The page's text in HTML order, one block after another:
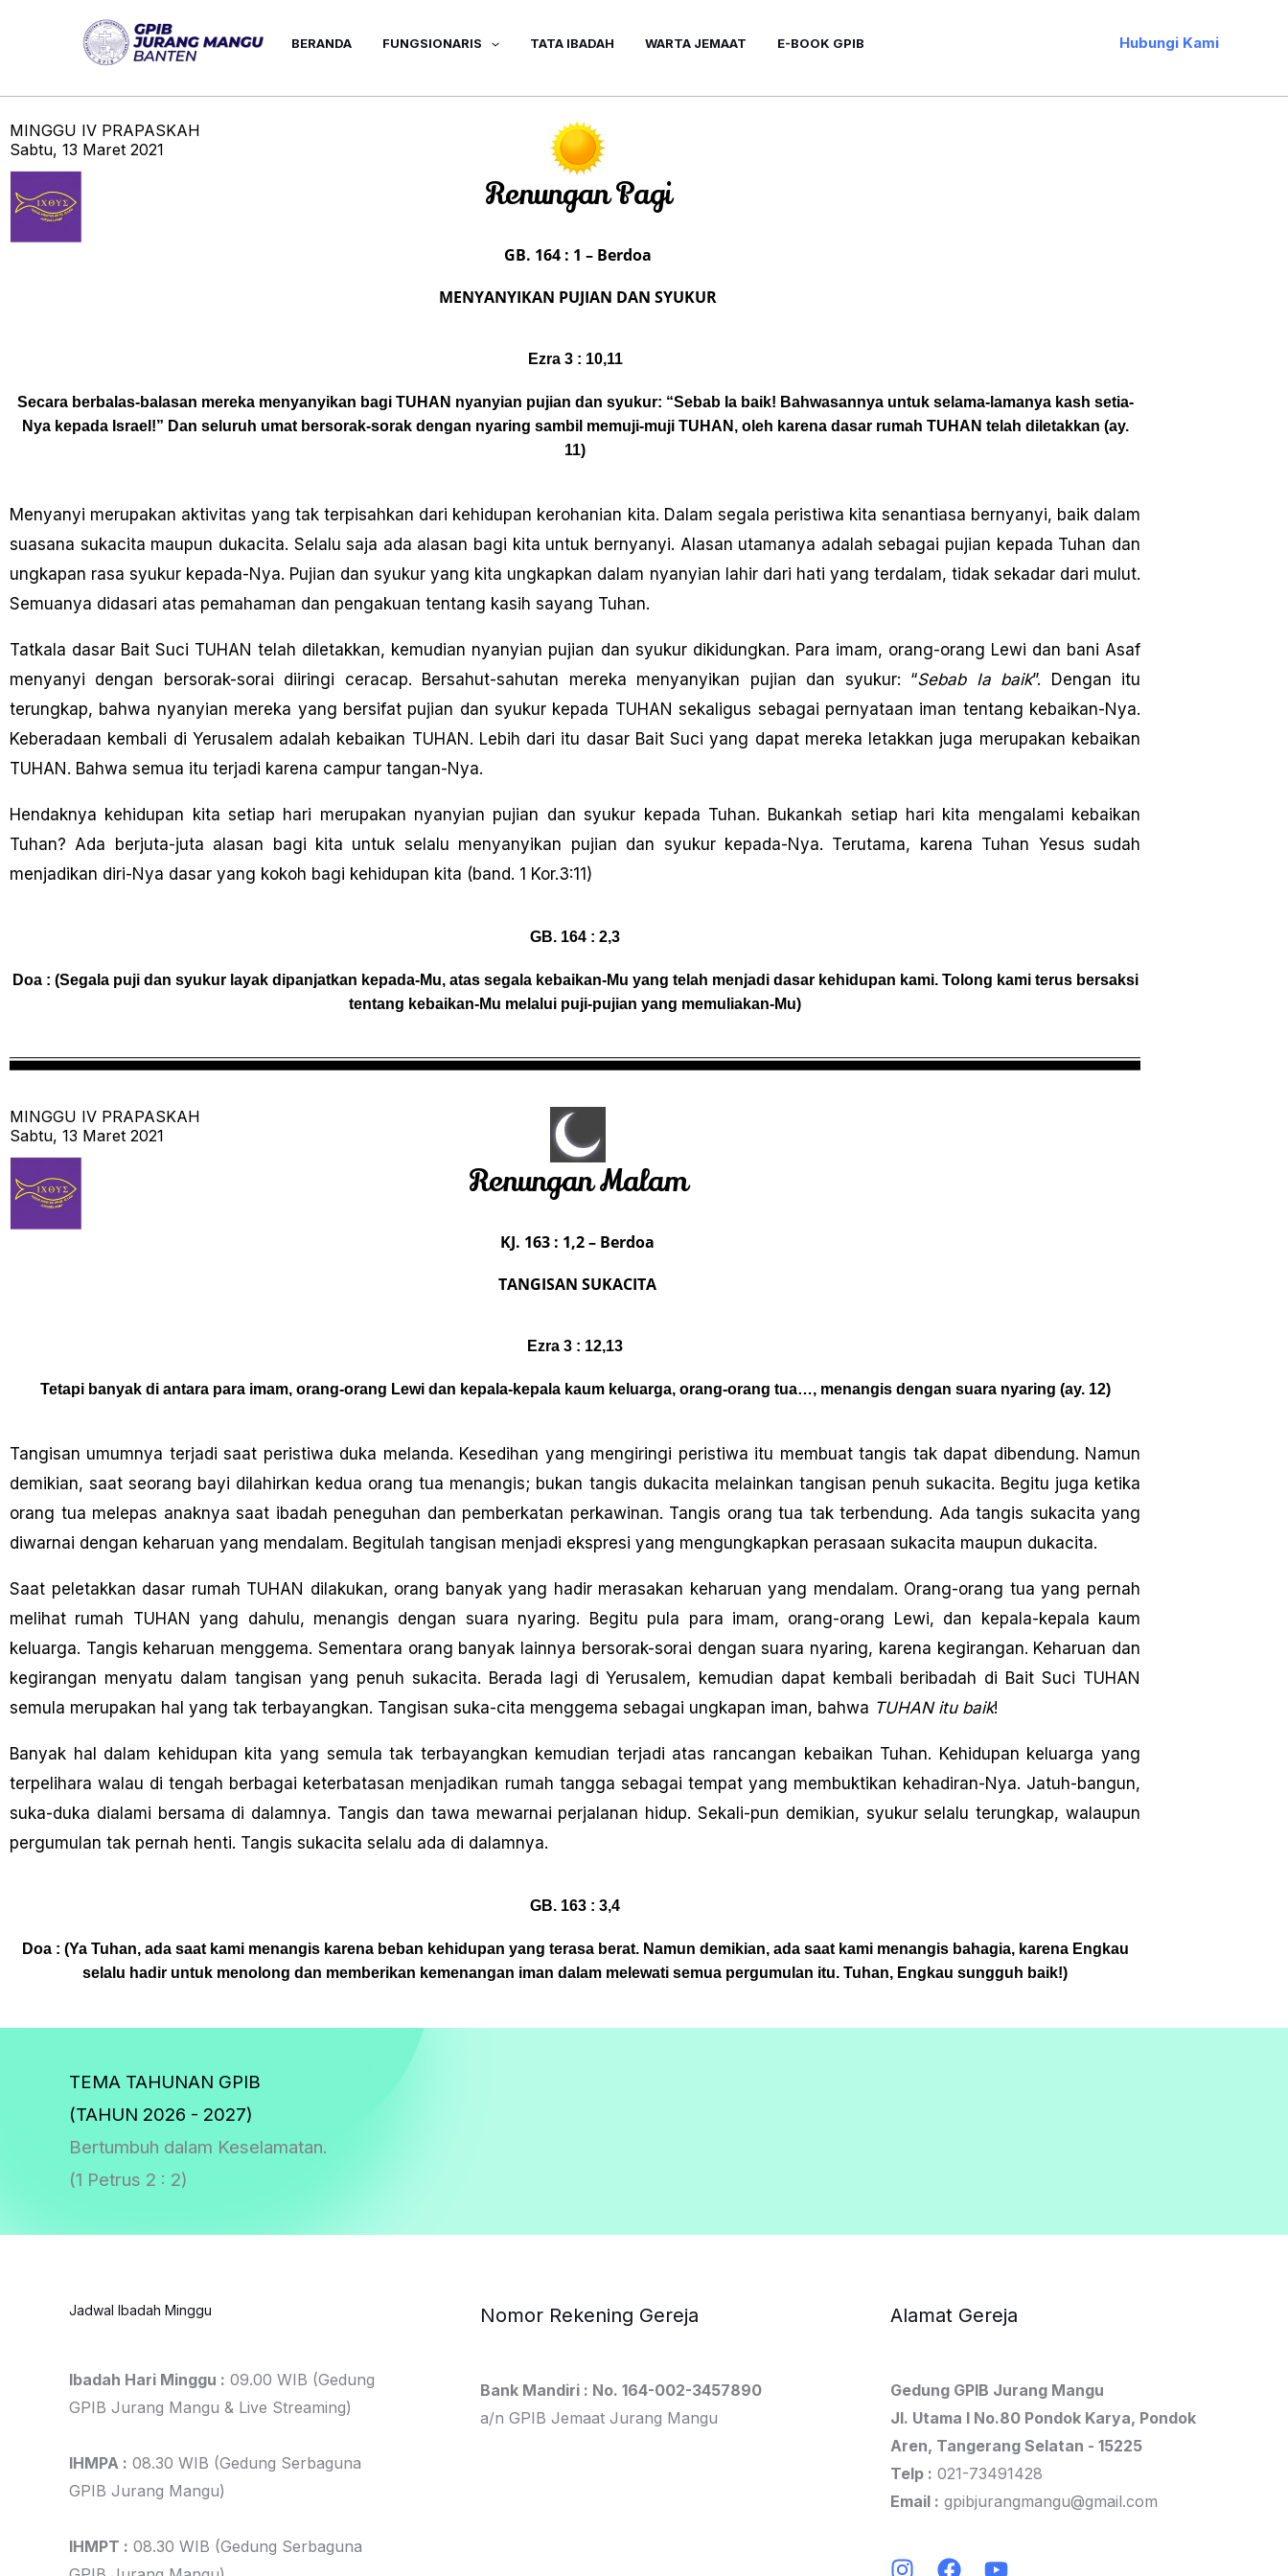
BERANDA FUNGSIONARIS TATA IBADAH WARTA JEMAAT E-BOOK GPIB Hubungi Kami
MINGGU IV PRAPASKAH
Sabtu, 13 Maret 2021
Renungan Pagi
GB. 164 : 1 – Berdoa
MENYANYIKAN PUJIAN DAN SYUKUR
Ezra 3 : 10,11
Secara berbalas-balasan mereka menyanyikan bagi TUHAN nyanyian pujian dan syukur: “Sebab Ia baik! Bahwasannya untuk selama-lamanya kash setia-
Nya kepada Israel!” Dan seluruh umat bersorak-sorak dengan nyaring sambil memuji-muji TUHAN, oleh karena dasar rumah TUHAN telah diletakkan (ay.
11)
Menyanyi merupakan aktivitas yang tak terpisahkan dari kehidupan kerohanian kita. Dalam segala peristiwa kita senantiasa bernyanyi, baik dalam
suasana sukacita maupun dukacita. Selalu saja ada alasan bagi kita untuk bernyanyi. Alasan utamanya adalah sebagai pujian kepada Tuhan dan
ungkapan rasa syukur kepada-Nya. Pujian dan syukur yang kita ungkapkan dalam nyanyian lahir dari hati yang terdalam, tidak sekadar dari mulut.
Semuanya didasari atas pemahaman dan pengakuan tentang kasih sayang Tuhan.
Tatkala dasar Bait Suci TUHAN telah diletakkan, kemudian nyanyian pujian dan syukur dikidungkan. Para imam, orang-orang Lewi dan bani Asaf
menyanyi dengan bersorak-sorai diiringi ceracap. Bersahut-sahutan mereka menyanyikan pujian dan syukur: “Sebab Ia baik”. Dengan itu
terungkap, bahwa nyanyian mereka yang bersifat pujian dan syukur kepada TUHAN sekaligus sebagai pernyataan iman tentang kebaikan-Nya.
Keberadaan kembali di Yerusalem adalah kebaikan TUHAN. Lebih dari itu dasar Bait Suci yang dapat mereka letakkan juga merupakan kebaikan
TUHAN. Bahwa semua itu terjadi karena campur tangan-Nya.
Hendaknya kehidupan kita setiap hari merupakan nyanyian pujian dan syukur kepada Tuhan. Bukankah setiap hari kita mengalami kebaikan
Tuhan? Ada berjuta-juta alasan bagi kita untuk selalu menyanyikan pujian dan syukur kepada-Nya. Terutama, karena Tuhan Yesus sudah
menjadikan diri-Nya dasar yang kokoh bagi kehidupan kita (band. 1 Kor.3:11)
GB. 164 : 2,3
Doa : (Segala puji dan syukur layak dipanjatkan kepada-Mu, atas segala kebaikan-Mu yang telah menjadi dasar kehidupan kami. Tolong kami terus bersaksi
tentang kebaikan-Mu melalui puji-pujian yang memuliakan-Mu)
MINGGU IV PRAPASKAH
Sabtu, 13 Maret 2021
Renungan Malam
KJ. 163 : 1,2 – Berdoa
TANGISAN SUKACITA
Ezra 3 : 12,13
Tetapi banyak di antara para imam, orang-orang Lewi dan kepala-kepala kaum keluarga, orang-orang tua…, menangis dengan suara nyaring (ay. 12)
Tangisan umumnya terjadi saat peristiwa duka melanda. Kesedihan yang mengiringi peristiwa itu membuat tangis tak dapat dibendung. Namun
demikian, saat seorang bayi dilahirkan kedua orang tua menangis; bukan tangis dukacita melainkan tangisan penuh sukacita. Begitu juga ketika
orang tua melepas anaknya saat ibadah peneguhan dan pemberkatan perkawinan. Tangis orang tua tak terbendung. Ada tangis sukacita yang
diwarnai dengan keharuan yang mendalam. Begitulah tangisan menjadi ekspresi yang mengungkapkan perasaan sukacita maupun dukacita.
Saat peletakkan dasar rumah TUHAN dilakukan, orang banyak yang hadir merasakan keharuan yang mendalam. Orang-orang tua yang pernah
melihat rumah TUHAN yang dahulu, menangis dengan suara nyaring. Begitu pula para imam, orang-orang Lewi, dan kepala-kepala kaum
keluarga. Tangis keharuan menggema. Sementara orang banyak lainnya bersorak-sorai dengan suara nyaring, karena kegirangan. Keharuan dan
kegirangan menyatu dalam tangisan yang penuh sukacita. Berada lagi di Yerusalem, kemudian dapat kembali beribadah di Bait Suci TUHAN
semula merupakan hal yang tak terbayangkan. Tangisan suka-cita menggema sebagai ungkapan iman, bahwa TUHAN itu baik!
Banyak hal dalam kehidupan kita yang semula tak terbayangkan kemudian terjadi atas rancangan kebaikan Tuhan. Kehidupan keluarga yang
terpelihara walau di tengah berbagai keterbatasan menjadikan rumah tangga sebagai tempat yang membuktikan kehadiran-Nya. Jatuh-bangun,
suka-duka dialami bersama di dalamnya. Tangis dan tawa mewarnai perjalanan hidup. Sekali-pun demikian, syukur selalu terungkap, walaupun
pergumulan tak pernah henti. Tangis sukacita selalu ada di dalamnya.
GB. 163 : 3,4
Doa : (Ya Tuhan, ada saat kami menangis karena beban kehidupan yang terasa berat. Namun demikian, ada saat kami menangis bahagia, karena Engkau
selalu hadir untuk menolong dan memberikan kemenangan iman dalam melewati semua pergumulan itu. Tuhan, Engkau sungguh baik!)
TEMA TAHUNAN GPIB
(TAHUN 2026 - 2027)
Bertumbuh dalam Keselamatan.
(1 Petrus 2 : 2)
Jadwal Ibadah Minggu
Ibadah Hari Minggu : 09.00 WIB (Gedung
GPIB Jurang Mangu & Live Streaming)
IHMPA : 08.30 WIB (Gedung Serbaguna
GPIB Jurang Mangu)
IHMPT : 08.30 WIB (Gedung Serbaguna
Nomor Rekening Gereja
Bank Mandiri : No. 164-002-3457890
a/n GPIB Jemaat Jurang Mangu
Alamat Gereja
Gedung GPIB Jurang Mangu
Jl. Utama I No.80 Pondok Karya, Pondok
Aren, Tangerang Selatan - 15225
Telp : 021-73491428
Email : gpibjurangmangu@gmail.com